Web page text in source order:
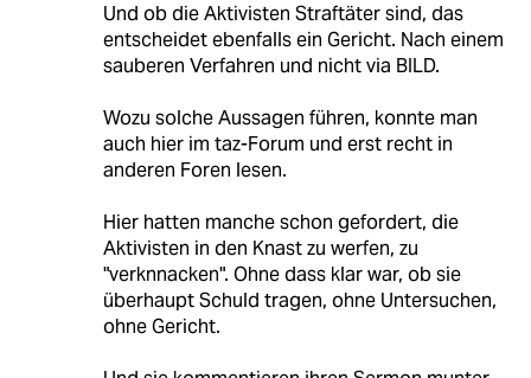
Und ob die Aktivisten Straftäter sind, das
entscheidet ebenfalls ein Gericht. Nach einem
sauberen Verfahren und nicht via BILD.
Wozu solche Aussagen führen, konnte man
auch hier im taz-Forum und erst recht in
anderen Foren lesen.
Hier hatten manche schon gefordert, die
Aktivisten in den Knast zu werfen, zu
"verknnacken". Ohne dass klar war, ob sie
überhaupt Schuld tragen, ohne Untersuchen,
ohne Gericht.